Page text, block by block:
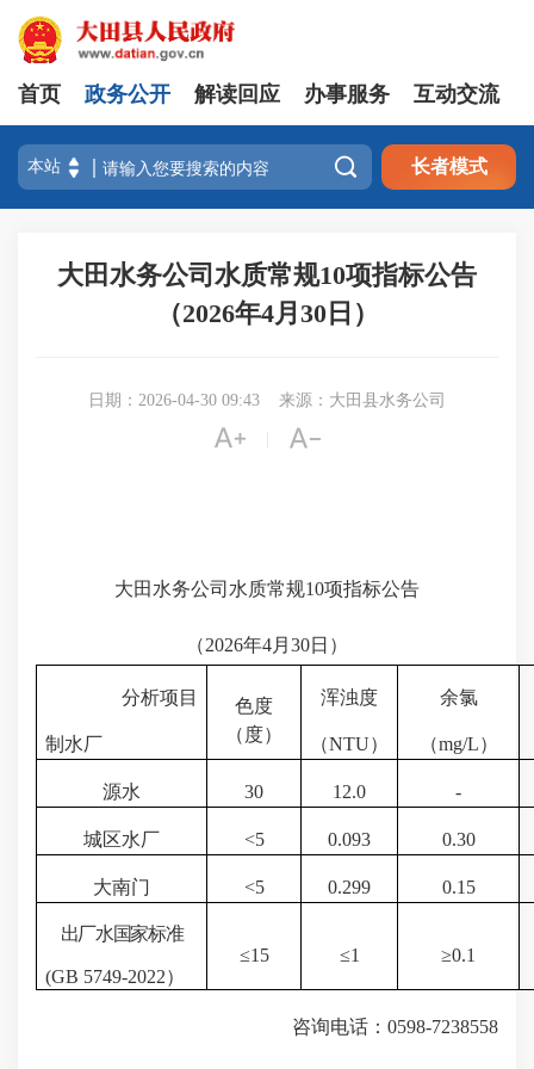
首页 政务公开 解读回应 办事服务 互动交流
 长者模式
大田水务公司水质常规10项指标公告
（2026年4月30日）
日期：2026-04-30 09:43 来源：大田县水务公司
 
大田水务公司水质常规10项指标公告
（2026年4月30日）
分析项目
制水厂
色度
（度）
浑浊度
（NTU）
余氯
（mg/L）
源水 30 12.0 -
城区水厂 <5 0.093 0.30
大南门 <5 0.299 0.15
出厂水国家标准
(GB 5749-2022）
≤15 ≤1 ≥0.1
咨询电话： 0598-7238558